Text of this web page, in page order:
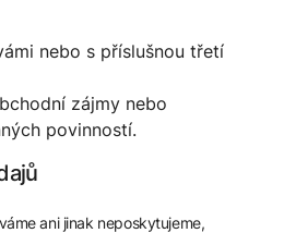
nebo s příslušnou třetí
zájmy nebo
povinností.
ani jinak neposkytujeme,